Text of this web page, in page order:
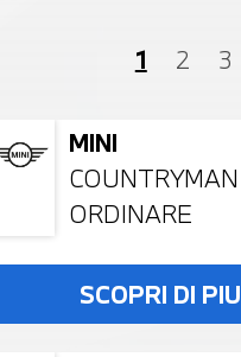
Coupé
1 2 3
MINI
ORDINARE
SCOPRI DI PIU